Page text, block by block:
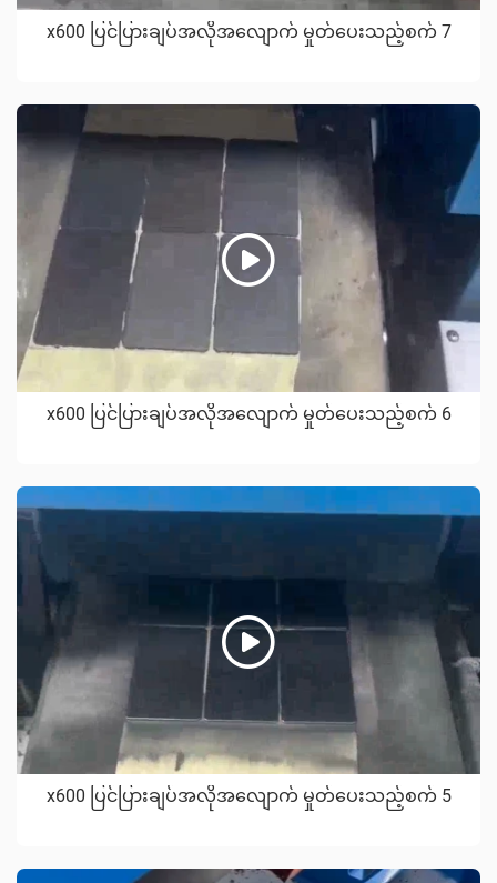
x600 ပြင်ပြားချပ်အလိုအလျောက် မှုတ်ပေးသည့်စက် 7
x600 ပြင်ပြားချပ်အလိုအလျောက် မှုတ်ပေးသည့်စက် 6
x600 ပြင်ပြားချပ်အလိုအလျောက် မှုတ်ပေးသည့်စက် 5